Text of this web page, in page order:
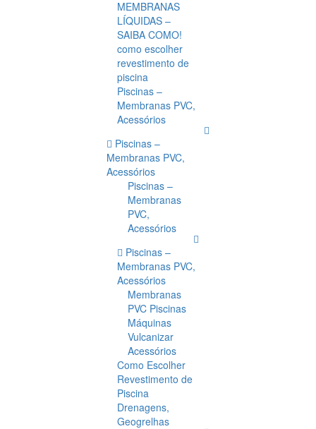
MEMBRANAS
LÍQUIDAS –
SAIBA COMO!
como escolher
revestimento de
piscina
Piscinas –
Membranas PVC,
Acessórios
Piscinas –
Membranas PVC,
Acessórios
Piscinas –
Membranas
PVC,
Acessórios
Piscinas –
Membranas PVC,
Acessórios
Membranas
PVC Piscinas
Máquinas
Vulcanizar
Acessórios
Como Escolher
Revestimento de
Piscina
Drenagens,
Geogrelhas